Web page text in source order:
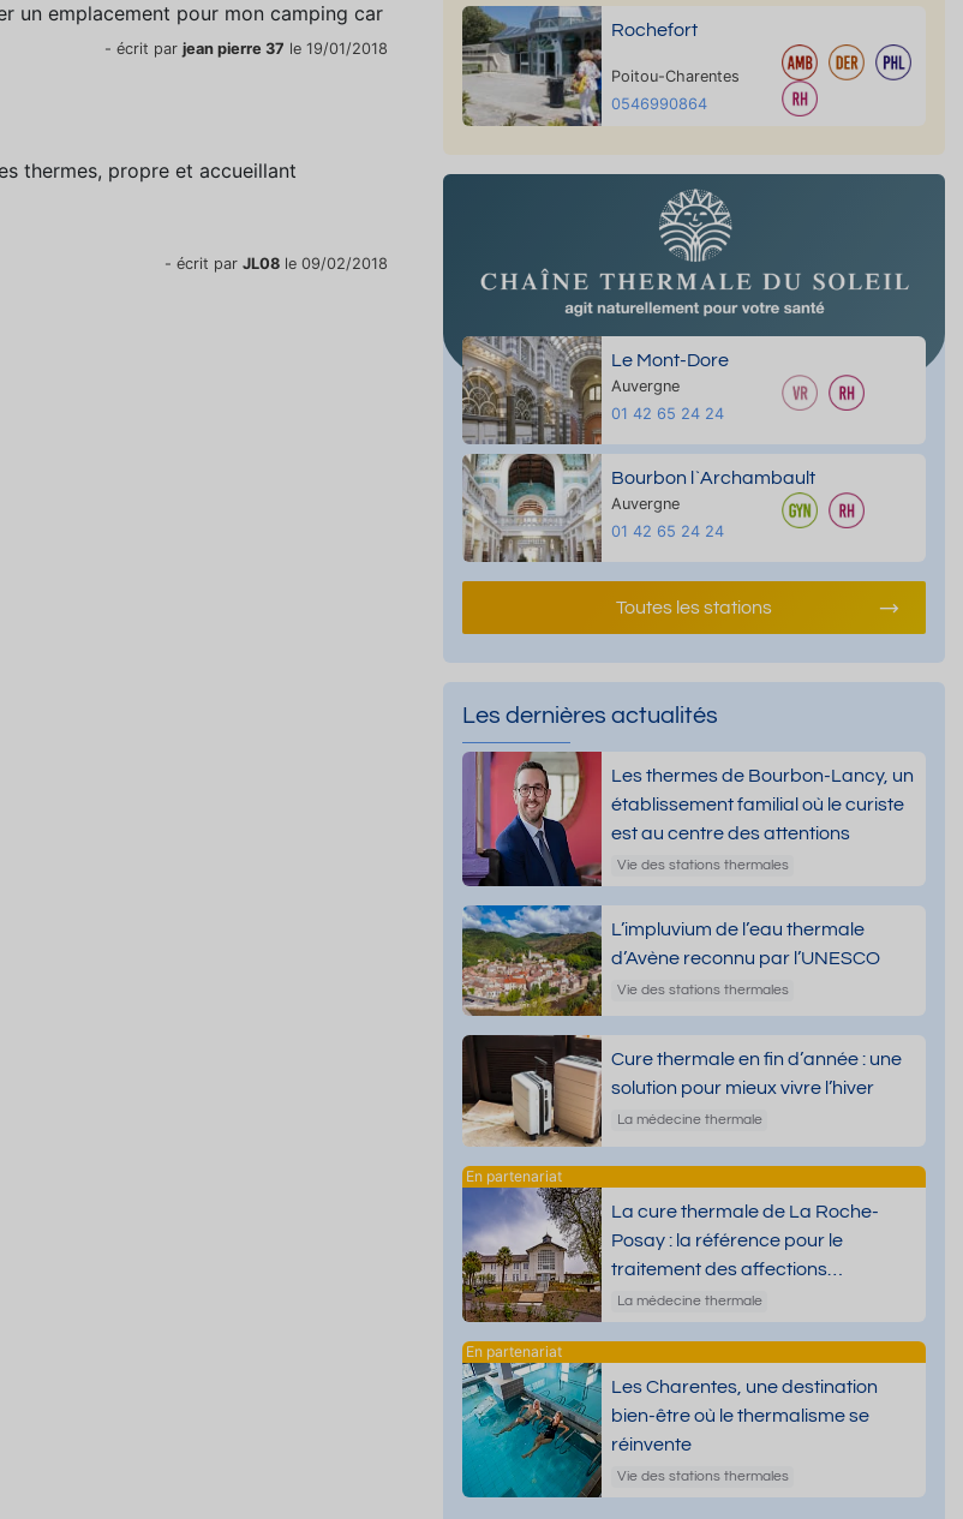
un emplacement pour mon camping car
- écrit par jean pierre 37 le 19/01/2018
thermes, propre et accueillant
- écrit par JL08le 09/02/2018
Rochefort
Poitou-Charentes
0546990864
Le Mont-Dore
Auvergne
01 42 65 24 24
Bourbon l`Archambault
Auvergne
01 42 65 24 24
Toutes les stations
Les dernières actualités
Les thermes de Bourbon-Lancy, un
établissement familial où le curiste
est au centre des attentions
Vie des stations thermales
L’impluvium de l’eau thermale
d’Avène reconnu par l’UNESCO
Vie des stations thermales
Cure thermale en fin d’année : une
solution pour mieux vivre l’hiver
La médecine thermale
La cure thermale de La Roche-
Posay : la référence pour le
traitement des affections
dermatologiques
La médecine thermale
Les Charentes, une destination
bien-être où le thermalisme se
réinvente
Vie des stations thermales